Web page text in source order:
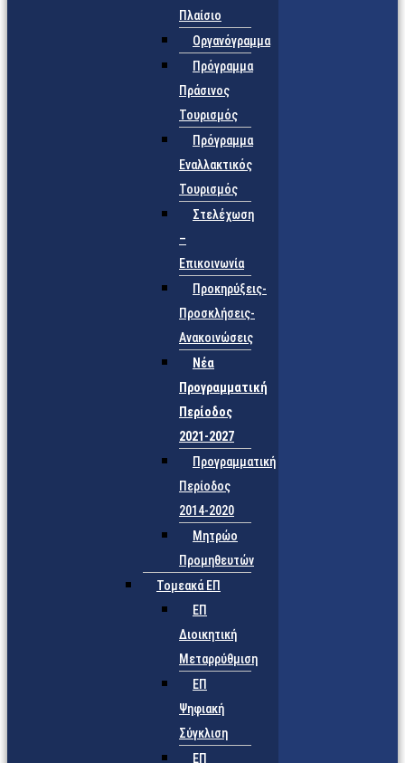
Πλαίσιο
Οργανόγραμμα
Πρόγραμμα
Πράσινος
Τουρισμός
Πρόγραμμα
Εναλλακτικός
Τουρισμός
Στελέχωση
–
Επικοινωνία
Προκηρύξεις-
Προσκλήσεις-
Ανακοινώσεις
Νέα
Προγραμματική
Περίοδος
2021-2027
Προγραμματική
Περίοδος
2014-2020
Μητρώο
Προμηθευτών
Τομεακά ΕΠ
ΕΠ
Διοικητική
Μεταρρύθμιση
ΕΠ
Ψηφιακή
Σύγκλιση
ΕΠ